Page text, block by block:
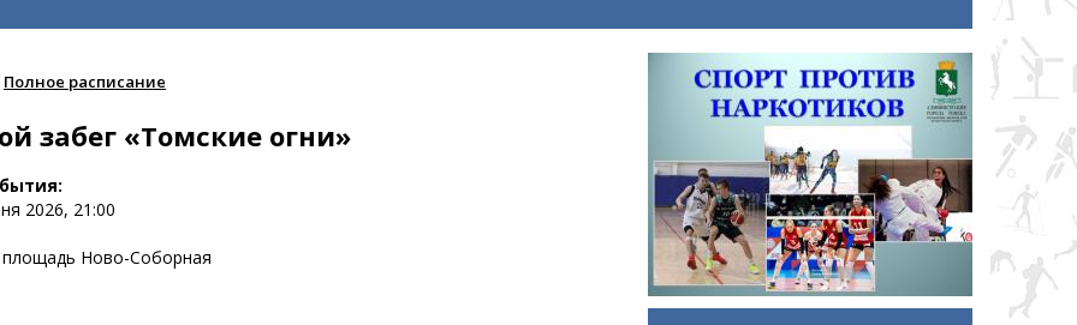
Полное расписание
забег «Томские огни»
2026, 21:00
площадь Ново-Соборная